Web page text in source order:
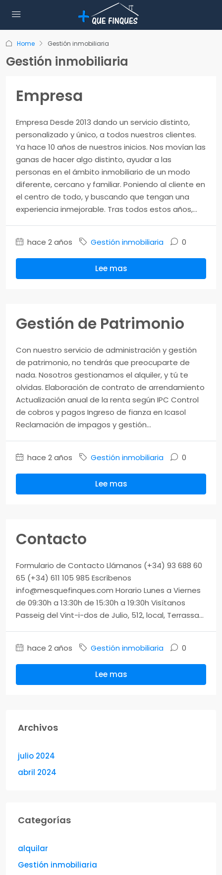
Home Gestión inmobiliaria
Gestión inmobiliaria
Empresa
Empresa Desde 2013 dando un servicio distinto,
personalizado y único, a todos nuestros clientes.
Ya hace 10 años de nuestros inicios. Nos movían las
ganas de hacer algo distinto, ayudar a las
personas en el ámbito inmobiliario de un modo
diferente, cercano y familiar. Poniendo al cliente en
el centro de todo, y buscando que tengan una
experiencia inmejorable. Tras todos estos años,...
hace 2 años Gestión inmobiliaria 0
Lee mas
Gestión de Patrimonio
Con nuestro servicio de administración y gestión
de patrimonio, no tendrás que preocuparte de
nada. Nosotros gestionamos el alquiler, y tú te
olvidas. Elaboración de contrato de arrendamiento
Actualización anual de la renta según IPC Control
de cobros y pagos Ingreso de fianza en Icasol
Reclamación de impagos y gestión...
hace 2 años Gestión inmobiliaria 0
Lee mas
Contacto
Formulario de Contacto Llámanos (+34) 93 688 60
65 (+34) 611 105 985 Escríbenos
info@mesquefinques.com Horario Lunes a Viernes
de 09:30h a 13:30h de 15:30h a 19:30h Visítanos
Passeig del Vint-i-dos de Julio, 512, local, Terrassa...
hace 2 años Gestión inmobiliaria 0
Lee mas
Archivos
julio 2024
abril 2024
Categorías
alquilar
Gestión inmobiliaria